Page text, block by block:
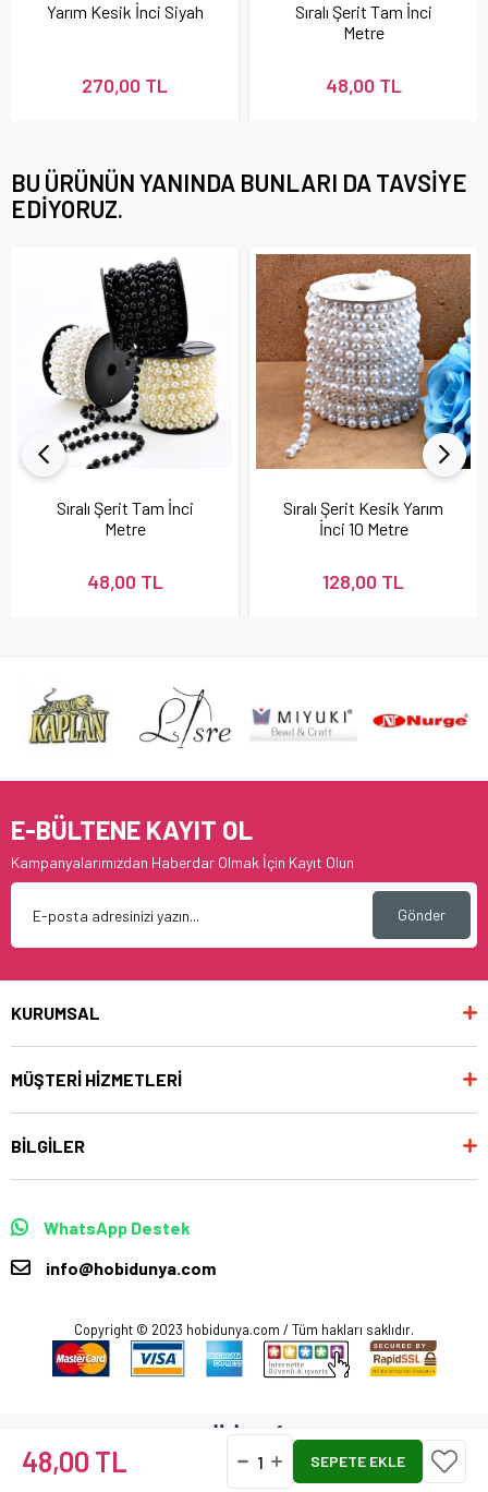
48,00 TL
Yarım Kesik İnci Siyah
270,00 TL
Sıralı Şerit Tam İnci
Metre
48,00 TL
BU ÜRÜNÜN YANINDA BUNLARI DA TAVSIYE
EDIYORUZ.
Sıralı Şerit Tam İnci
Metre
48,00 TL
Sıralı Şerit Kesik Yarım
İnci 10 Metre
128,00 TL
E-BÜLTENE KAYIT OL
Kampanyalarımızdan Haberdar Olmak İçin Kayıt Olun
Gönder
KURUMSAL
MÜŞTERİ HİZMETLERİ
BİLGİLER
WhatsApp Destek
info@hobidunya.com
Copyright © 2023 hobidunya.com / Tüm hakları saklıdır.
Anasayfa Sepetim Üye Girişi